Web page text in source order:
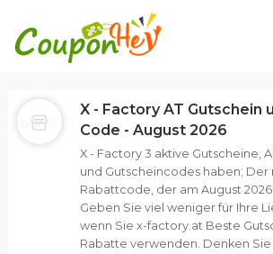
X - Factory AT Gutschein
Code - August 2026
X - Factory 3 aktive Gutscheine,
und Gutscheincodes haben; Der
Rabattcode, der am August
Geben Sie viel weniger für Ihre
wenn Sie x-factory.at Beste
Rabatte verwenden. Denken Sie